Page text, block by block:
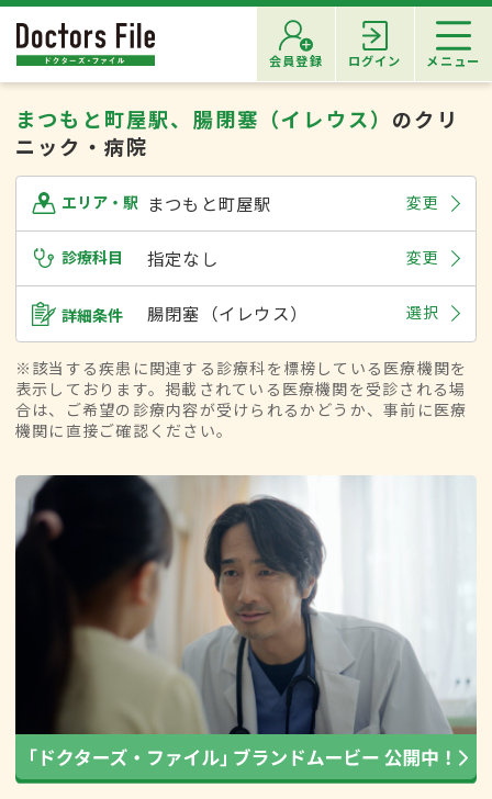
会員登録 ログイン メニュー
まつもと町屋駅、腸閉塞（イレウス） のクリ
ニック・病院
エリア・駅 まつもと町屋駅 変更
診療科目 指定なし 変更
詳細条件 腸閉塞（イレウス） 選択
※該当する疾患に関連する診療科を標榜している医療機関を
表示しております。掲載されている医療機関を受診される場
合は、ご希望の診療内容が受けられるかどうか、事前に医療
機関に直接ご確認ください。